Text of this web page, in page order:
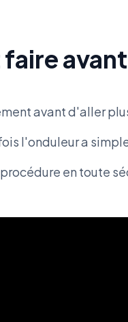
avant d'aller
l'onduleur a
en toute